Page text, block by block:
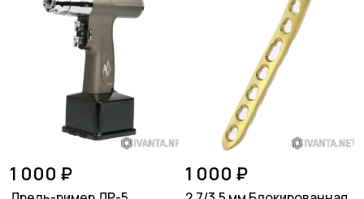
1 000 ₽ 1 000 ₽